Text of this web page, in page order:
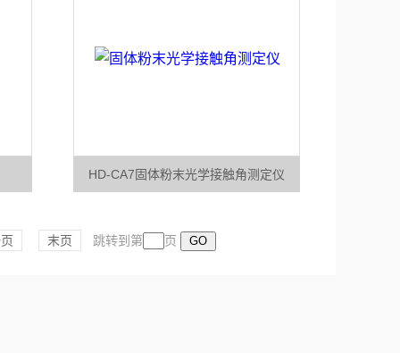
HD-CA7固体粉末光学接触角测定仪
末页 跳转到第 页